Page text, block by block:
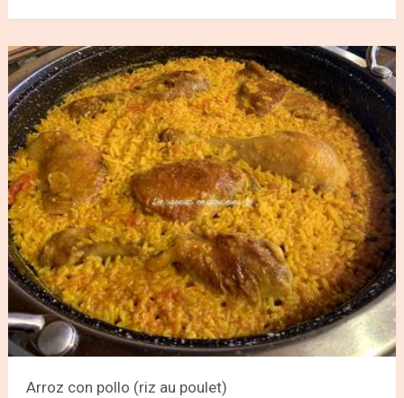
Arroz con pollo (riz au poulet)